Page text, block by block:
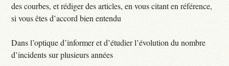
des courbes, et rédiger des articles, en vous citant en référence,
si vous êtes d’accord bien entendu
Dans l’optique d’informer et d’étudier l’évolution du nombre
d’incidents sur plusieurs années